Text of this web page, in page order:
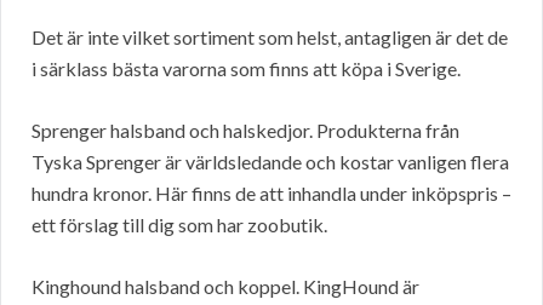
Det är inte vilket sortiment som helst, antagligen är det de
i särklass bästa varorna som finns att köpa i Sverige.
Sprenger halsband och halskedjor. Produkterna från
Tyska Sprenger är världsledande och kostar vanligen flera
hundra kronor. Här finns de att inhandla under inköpspris –
ett förslag till dig som har zoobutik.
Kinghound halsband och koppel. KingHound är